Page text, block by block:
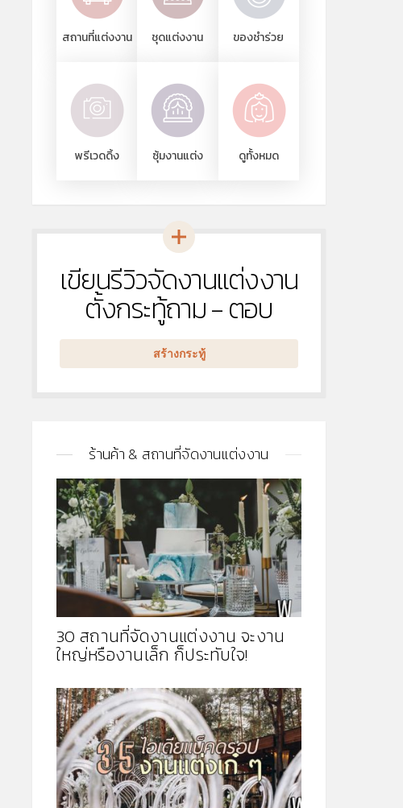
สถานที่แต่งงาน ชุดแต่งงาน ของชำร่วย
พรีเวดดิ้ง ซุ้มงานแต่ง ดูทั้งหมด
หัวข้อ
ใหม่
เขียนรีวิวจัดงานแต่งงาน
ตั้งกระทู้ถาม - ตอบ
สร้างกระทู้
ร้านค้า & สถานที่จัดงานแต่งงาน
30 สถานที่จัดงานแต่งงาน จะงาน
ใหญ่หรืองานเล็ก ก็ประทับใจ!